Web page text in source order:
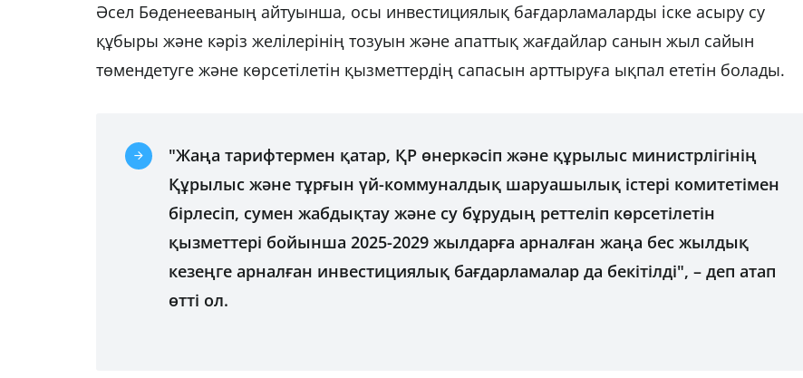
Әсел Бөденееваның айтуынша, осы инвестициялық бағдарламаларды іске асыру су
құбыры және кәріз желілерінің тозуын және апаттық жағдайлар санын жыл сайын
төмендетуге және көрсетілетін қызметтердің сапасын арттыруға ықпал ететін болады.
"Жаңа тарифтермен қатар, ҚР өнеркәсіп және құрылыс министрлігінің
Құрылыс және тұрғын үй-коммуналдық шаруашылық істері комитетімен
бірлесіп, сумен жабдықтау және су бұрудың реттеліп көрсетілетін
қызметтері бойынша 2025-2029 жылдарға арналған жаңа бес жылдық
кезеңге арналған инвестициялық бағдарламалар да бекітілді", – деп атап
өтті ол.